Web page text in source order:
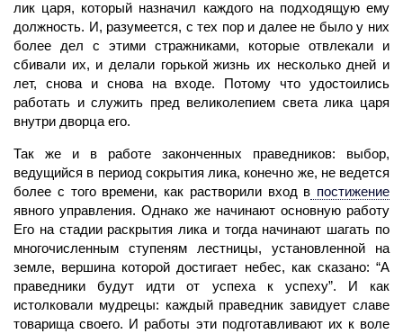
лик царя, который назначил каждого на подходящую ему
должность. И, разумеется, с тех пор и далее не было у них
более дел с этими стражниками, которые отвлекали и
сбивали их, и делали горькой жизнь их несколько дней и
лет, снова и снова на входе. Потому что удостоились
работать и служить пред великолепием света лика царя
внутри дворца его.
Так же и в работе законченных праведников: выбор,
ведущийся в период сокрытия лика, конечно же, не ведется
более с того времени, как растворили вход в постижение
явного управления. Однако же начинают основную работу
Его на стадии раскрытия лика и тогда начинают шагать по
многочисленным ступеням лестницы, установленной на
земле, вершина которой достигает небес, как сказано: “А
праведники будут идти от успеха к успеху”. И как
истолковали мудрецы: каждый праведник завидует славе
товарища своего. И работы эти подготавливают их к воле